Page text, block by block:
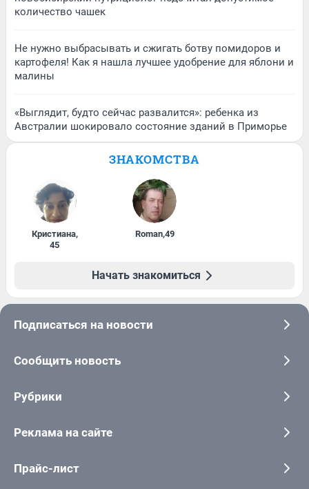
количество чашек
Не нужно выбрасывать и сжигать ботву помидоров и
картофеля! Как я нашла лучшее удобрение для яблони и
малины
«Выглядит, будто сейчас развалится»: ребенка из
Австралии шокировало состояние зданий в Приморье
ЗНАКОМСТВА
Кристиана,
45
Roman,49
Начать знакомиться
Подписаться на новости
Сообщить новость
Рубрики
Реклама на сайте
Прайс-лист